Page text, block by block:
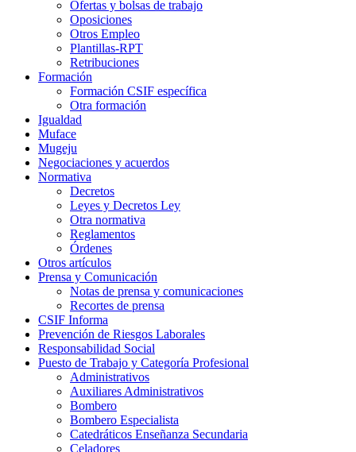
Ofertas y bolsas de trabajo
Oposiciones
Otros Empleo
Plantillas-RPT
Retribuciones
Formación
Formación CSIF específica
Otra formación
Igualdad
Muface
Mugeju
Negociaciones y acuerdos
Normativa
Decretos
Leyes y Decretos Ley
Otra normativa
Reglamentos
Órdenes
Otros artículos
Prensa y Comunicación
Notas de prensa y comunicaciones
Recortes de prensa
CSIF Informa
Prevención de Riesgos Laborales
Responsabilidad Social
Puesto de Trabajo y Categoría Profesional
Administrativos
Auxiliares Administrativos
Bombero
Bombero Especialista
Catedráticos Enseñanza Secundaria
Celadores